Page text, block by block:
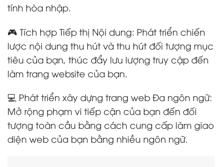
tính hòa nhập.
🎮 Tích hợp Tiếp thị Nội dung: Phát triển chiến
lược nội dung thu hút và thu hút đối tượng mục
tiêu của bạn, thúc đẩy lưu lượng truy cập đến
làm trang website của bạn.
💻 Phát triển xây dựng trang web Đa ngôn ngữ:
Mở rộng phạm vi tiếp cận của bạn đến đối
tượng toàn cầu bằng cách cung cấp làm giao
diện web của bạn bằng nhiều ngôn ngữ.